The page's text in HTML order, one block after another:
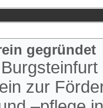
gegründet
zur